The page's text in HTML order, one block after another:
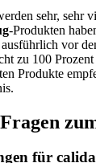
sehr, sehr
-Produkten
vor
zu 100
Produkte
für